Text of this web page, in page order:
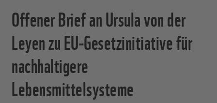
Offener Brief an Ursula von der
Leyen zu EU-Gesetzinitiative für
nachhaltigere
Lebensmittelsysteme